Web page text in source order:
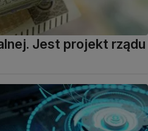
Jest projekt rządu